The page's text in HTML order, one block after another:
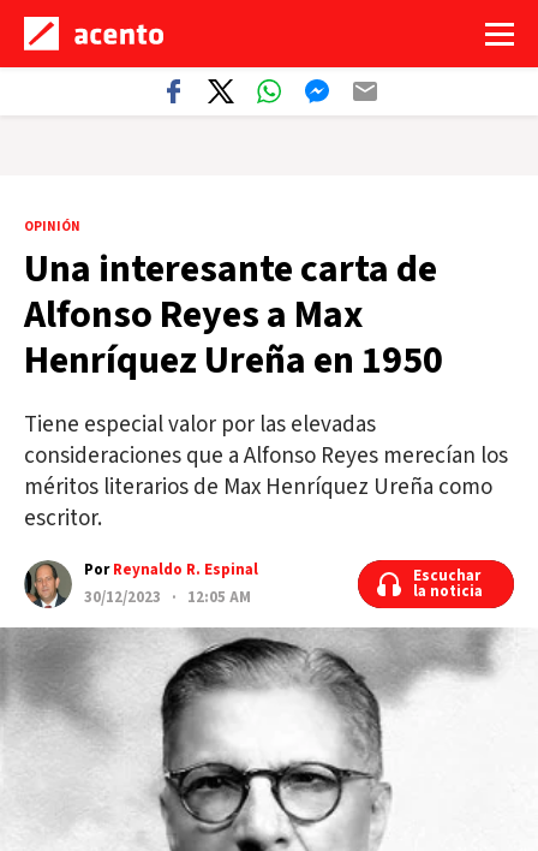
OPINIÓN
Una interesante carta de
Alfonso Reyes a Max
Henríquez Ureña en 1950
Tiene especial valor por las elevadas
consideraciones que a Alfonso Reyes merecían los
méritos literarios de Max Henríquez Ureña como
escritor.
PorReynaldo R. Espinal
30/12/2023 · 12:05 AM
Escuchar
la noticia
Escuchar
la noticia